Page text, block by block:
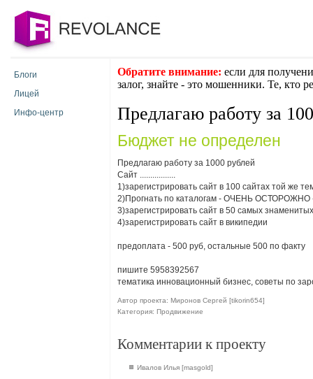
Блоги
Лицей
Инфо-центр
Обратите внимание: если для
залог, знайте - это мошенники. Те, кто
Предлагаю работу за
Бюджет не определен
Предлагаю работу за 1000 рублей
Cайт .................
1)зарегистрировать сайт в 100 сайтах той же
2)Прогнать по каталогам - ОЧЕНЬ ОСТОРОЖНО -
3)зарегистрировать сайт в 50 самых
4)зарегистрировать сайт в википедии
предоплата - 500 руб, остальные 500 по факту
пишите 5958392567
тематика инновационный бизнес, советы по
Автор проекта: Миронов Сергей [tikorin654]
Категория: Продвижение
Комментарии к проекту
Ивалов Илья [masgold]